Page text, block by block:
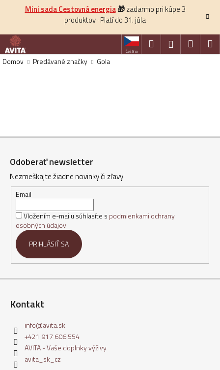
Mini sada Cestovná energia🎁zadarmo pri kúpe 3
produktov · Platí do 31. júla
Čeština
Hľadať Prihlásenie
Domov Predávané značky Gola
š
k
Z
Odoberať newsletter
Nezmeškajte žiadne novinky či zľavy!
Email
Vložením e-mailu súhlasíte s podmienkami ochrany
osobných údajov
PRIHLÁSIŤ SA
Kontakt
info@avita.sk
+421 917 606 554
AVITA - Vaše doplnky výživy
avita_sk_cz